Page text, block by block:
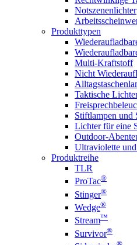
Notszenenlichter
Produkttypen
Multi-Kraftstoff
Nicht
Taktische
Stiftlampen und
Lichter für eine
Outdoor-
Ultraviolette
Produktreihe
TLR
ProTac®
Stinger®
Wedge®
Stream™
Survivor®